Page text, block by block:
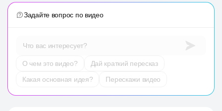
Задайте вопрос по видео
Что вас интересует?
О чем это видео?
Дай краткий пересказ
Какая основная идея?
Перескажи видео